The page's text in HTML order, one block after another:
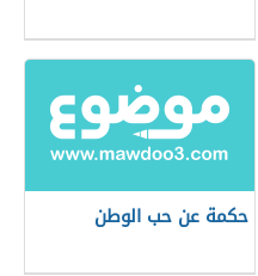
حكمة عن حب الوطن